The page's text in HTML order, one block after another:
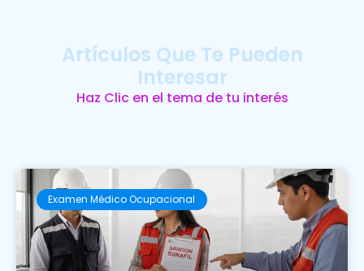
Artículos Que Te Pueden
Interesar
Haz Clic en el tema de tu interés
Examen Médico Ocupacional